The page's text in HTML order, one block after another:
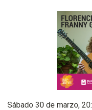
Sábado 30 de marzo,